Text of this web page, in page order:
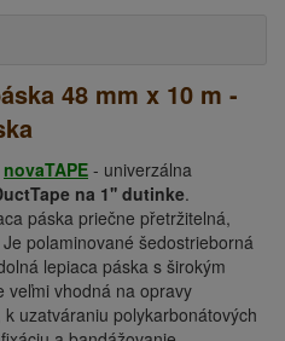
48 mm x 10 m -
novaTAPE - univerzálna
na 1'' dutinke.
páska priečne přetržitelná,
polaminované šedostrieborná
lepiaca páska s širokým
veľmi vhodná na opravy
uzatváraniu polykarbonátových